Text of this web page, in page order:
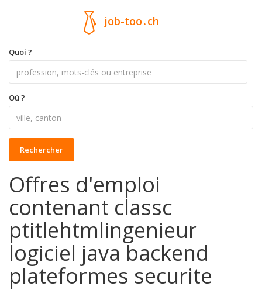
job-too.ch
Quoi ?
Oú ?
Rechercher
Offres d'emploi
contenant classc
ptitlehtmlingenieur
logiciel java backend
plateformes securite